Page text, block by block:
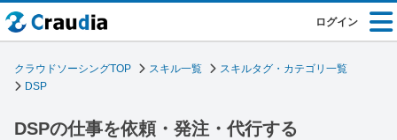
ログイン
クラウドソーシングTOP スキル一覧
スキルタグ・カテゴリ一覧
DSP
DSPの仕事を依頼・発注・代行する